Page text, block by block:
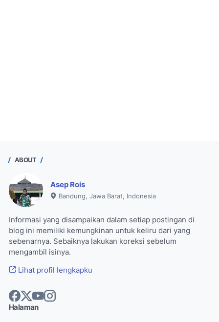
ABOUT
Asep Rois
Bandung, Jawa Barat, Indonesia
Informasi yang disampaikan dalam setiap postingan di
blog ini memiliki kemungkinan untuk keliru dari yang
sebenarnya. Sebaiknya lakukan koreksi sebelum
mengambil isinya.
Lihat profil lengkapku
Halaman